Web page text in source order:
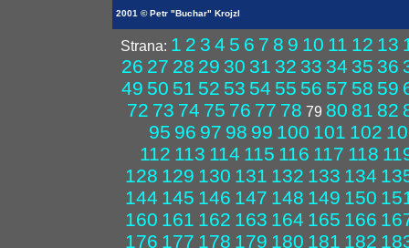
2001 © Petr "Buchar" Krojzl
Strana: 1 2 3 4 5 6 7 8 9 10 11 12 13
26 27 28 29 30 31 32 33 34 35 36
49 50 51 52 53 54 55 56 57 58 59
72 73 74 75 76 77 78 79 80 81 82
95 96 97 98 99 100 101 102
112 113 114 115 116 117 118
128 129 130 131 132 133 134
144 145 146 147 148 149 150
160 161 162 163 164 165 166
176 177 178 179 180 181 182